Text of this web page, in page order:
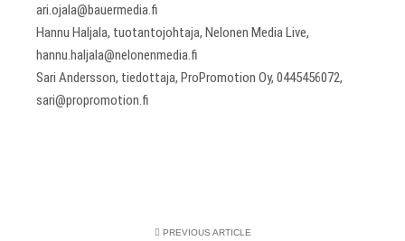
ari.ojala@bauermedia.fi
Hannu Haljala, tuotantojohtaja, Nelonen Media Live,
hannu.haljala@nelonenmedia.fi
Sari Andersson, tiedottaja, ProPromotion Oy, 0445456072,
sari@propromotion.fi
PREVIOUS ARTICLE